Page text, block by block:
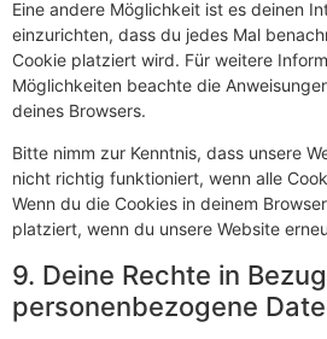
Eine andere Möglichkeit ist es deinen
einzurichten, dass du jedes Mal
Cookie platziert wird. Für weitere
Möglichkeiten beachte die
deines Browsers.
Bitte nimm zur Kenntnis, dass unsere
nicht richtig funktioniert, wenn alle
Wenn du die Cookies in deinem
platziert, wenn du unsere Website
9. Deine Rechte in
personenbezogene